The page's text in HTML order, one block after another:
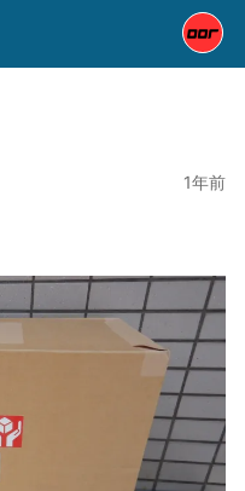
1年前